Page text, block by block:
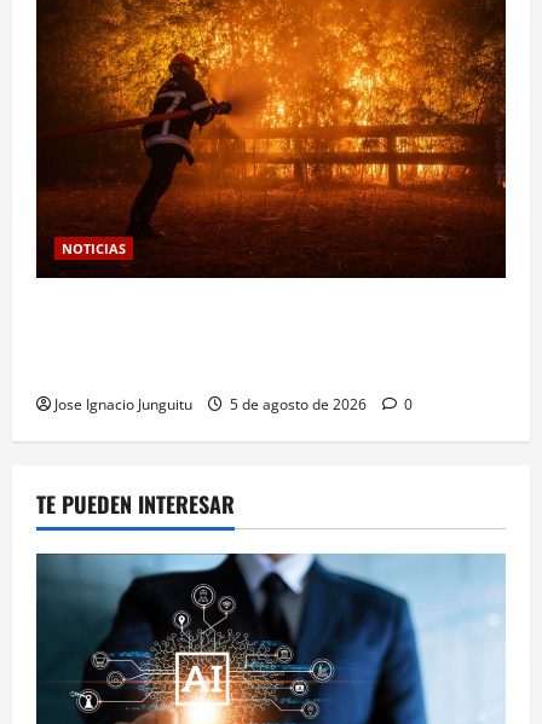
NOTICIAS
Jose Ignacio Junguitu 5 de agosto de 2026 0
TE PUEDEN INTERESAR